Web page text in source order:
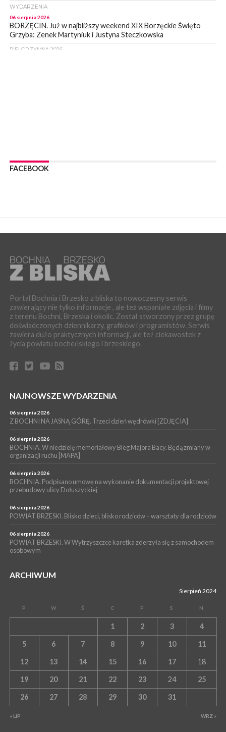
WYDARZENIA
06 sierpnia 2026
BORZĘCIN. Już w najbliższy weekend XIX Borzęckie Święto
Grzyba: Zenek Martyniuk i Justyna Steczkowska
PIELGRZYMKA 2026
[PROGRAM]
WYDARZENIA
05 sierpnia 2026
BRZESKO. Dożynki zaplanowano na 15 sierpnia
04 sierpnia 2026
MASZKIENICE. Pies pogryzł 3-letnią dziewczynkę. Śmigłowiec
zabrał dziecko do szpitala w Krakowie
PIELGRZYMKA 2026
04 sierpnia 2026
Z BOCHNI NA JASNĄ GÓRĘ. Pierwszy dzień wędrówki
[ZDJĘCIA]
BRZESKO. Śledczy wyjaśniają, jak doszło do śmierci 32-letniego
WYDARZENIA
BOCHNIA. Rusza Gospelowe Lato. To będą cztery dni radosnej
muzyki [PROGRAM KONCERTÓW]
FACEBOOK
Portal Bochnia i Brzesko z bliska to nowoczesny serwis
zawierający nie tylko informacje , ale też wspaniałe zdjęcia i filmy
z terenu Bochni, Brzeska i okolic. Został stworzony przez grupę
doświadczonych dziennikarzy, grafików i programistów. Serwis
zawiera dużo praktycznych informacji, ale też ciekawostek z
życia powiatu bocheńskiego i brzeskiego.
NAJNOWSZE WYDARZENIA
06 sierpnia 2026
Z BOCHNI NA JASNĄ GÓRĘ. Trzeci dzień wędrówki [ZDJĘCIA]
06 sierpnia 2026
BOCHNIA. W niedzielę memoriałowy Bieg Majora Bacy. Będą zmiany w
organizacji ruchu [MAPA]
06 sierpnia 2026
BOCHNIA. Podpisano umowę na wykonanie dokumentacji projektowej
przebudowy ulicy Dołuszyckiej
06 sierpnia 2026
POWIAT BRZESKI. Blisko dzieci, blisko rodziców – warsztaty dla rodziców
06 sierpnia 2026
POWIAT BRZESKI. W Wytrzyszczce karetka zderzyła się z samochodem
osobowym
ARCHIWUM
Sierpień 2024
P W Ś C P S N
« LIP WRZ »
1 2 3 4
5 6 7 8 9 10 11
12 13 14 15 16 17 18
19 20 21 22 23 24 25
26 27 28 29 30 31